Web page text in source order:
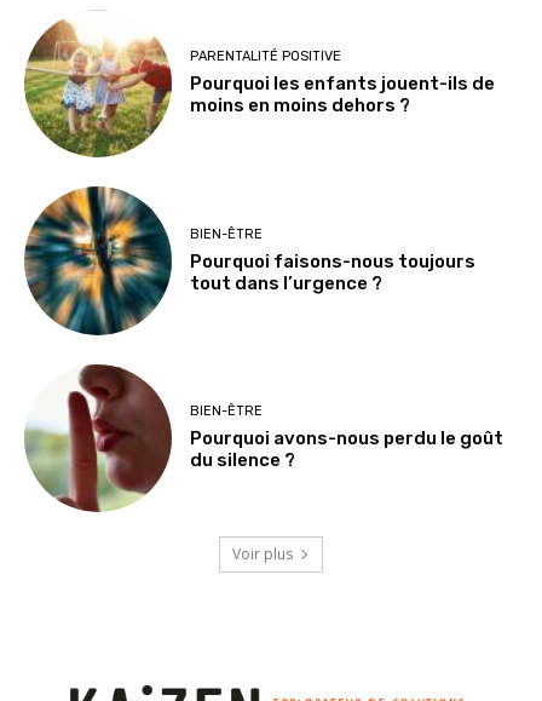
PARENTALITÉ POSITIVE
Pourquoi les enfants jouent-ils de
moins en moins dehors ?
BIEN-ÊTRE
Pourquoi faisons-nous toujours
tout dans l’urgence ?
BIEN-ÊTRE
Pourquoi avons-nous perdu le goût
du silence ?
Voir plus